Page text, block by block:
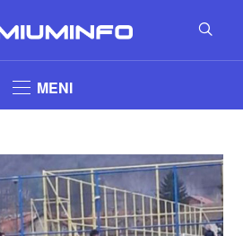
MENI